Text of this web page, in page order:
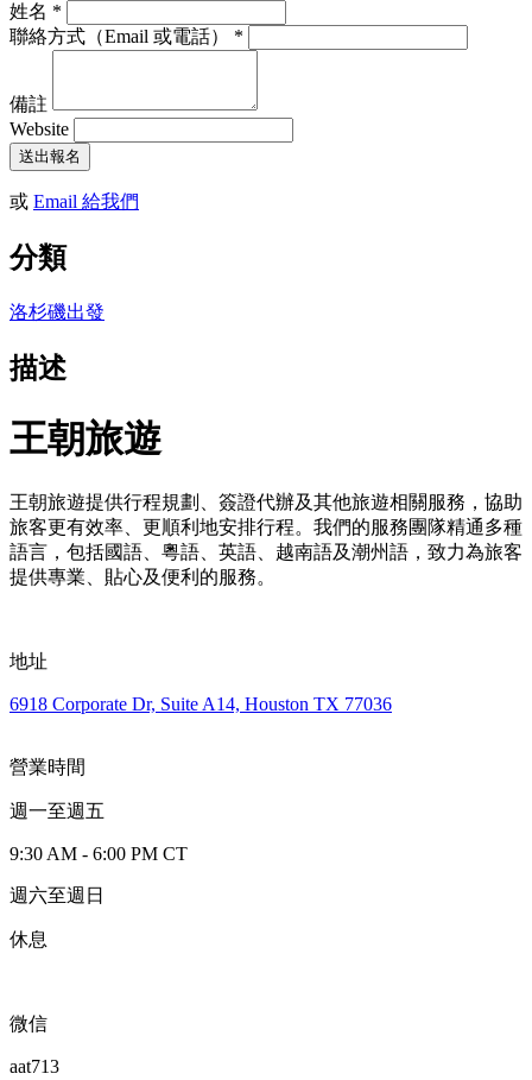
姓名 *
聯絡方式（Email 或電話） *
備註
Website
送出報名
或 Email 給我們
分類
洛杉磯出發
描述
王朝旅遊
王朝旅遊提供行程規劃、簽證代辦及其他旅遊相關服務，協助
旅客更有效率、更順利地安排行程。我們的服務團隊精通多種
語言，包括國語、粵語、英語、越南語及潮州語，致力為旅客
提供專業、貼心及便利的服務。
地址
6918 Corporate Dr, Suite A14, Houston TX 77036
營業時間
週一至週五
9:30 AM - 6:00 PM CT
週六至週日
休息
微信
aat713